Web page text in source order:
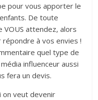
pour vous apporter le
De toute
VOUS attendez, alors
à vos envies !
quel type de
influenceur aussi
fera un devis.
on veut devenir